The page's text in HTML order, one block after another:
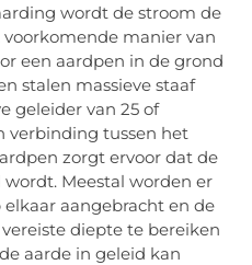
wordt de stroom de
manier van
een aardpen in de grond
stalen massieve staaf
geleider van 25 of
verbinding tussen het
zorgt ervoor dat de
Meestal worden er
aangebracht en de
diepte te bereiken
aarde in geleid kan